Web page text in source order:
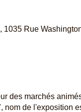
Rue
des marchés
de l'exposition